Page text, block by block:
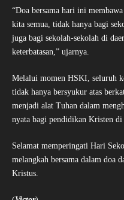
“Doa bersama hari ini
kita semua, tidak hanya bagi
juga bagi sekolah-sekolah di
keterbatasan,” ujarnya.
Melalui momen HSKI, seluruh
tidak hanya bersyukur atas
menjadi alat Tuhan dalam
nyata bagi pendidikan Kristen di
Selamat memperingati Hari
melangkah bersama dalam doa
Kristus.